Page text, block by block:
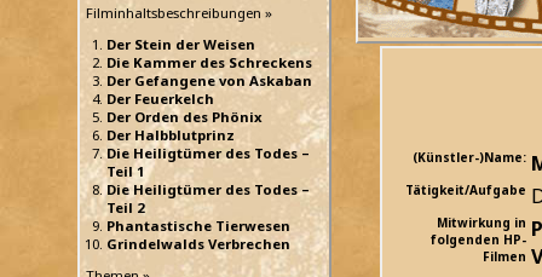
Filminhaltsbeschreibungen »
Der Stein der Weisen
Die Kammer des Schreckens
Der Gefangene von Askaban
Der Feuerkelch
Der Orden des Phönix
Der Halbblutprinz
Die Heiligtümer des Todes –
Teil 1
Die Heiligtümer des Todes –
Teil 2
Phantastische Tierwesen
Grindelwalds Verbrechen
(Künstler-)Name:
Tätigkeit/Aufgabe
Mitwirkung in
folgenden HP-
Filmen